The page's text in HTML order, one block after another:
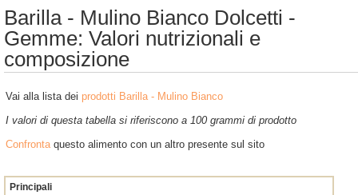
Barilla - Mulino Bianco Dolcetti -
Gemme: Valori nutrizionali e
composizione
Vai alla lista dei prodotti Barilla - Mulino Bianco
I valori di questa tabella si riferiscono a 100 grammi di prodotto
Confrontaquesto alimento con un altro presente sul sito
Principali